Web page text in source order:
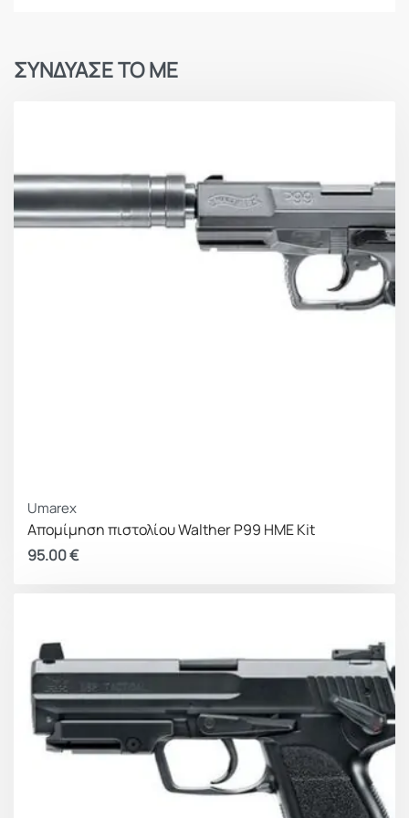
ΣΥΝΔΥΑΣΕ ΤΟ ΜΕ
Umarex
Απομίμηση πιστολίου Walther P99 HME Kit
95.00€